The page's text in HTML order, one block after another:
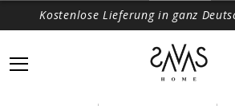
Kostenlose Lieferung in ganz